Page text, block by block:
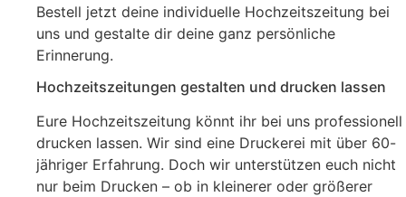
Bestell jetzt deine individuelle Hochzeitszeitung bei
uns und gestalte dir deine ganz persönliche
Erinnerung.
Hochzeitszeitungen gestalten und drucken lassen
Eure Hochzeitszeitung könnt ihr bei uns professionell
drucken lassen. Wir sind eine Druckerei mit über 60-
jähriger Erfahrung. Doch wir unterstützen euch nicht
nur beim Drucken – ob in kleinerer oder größerer